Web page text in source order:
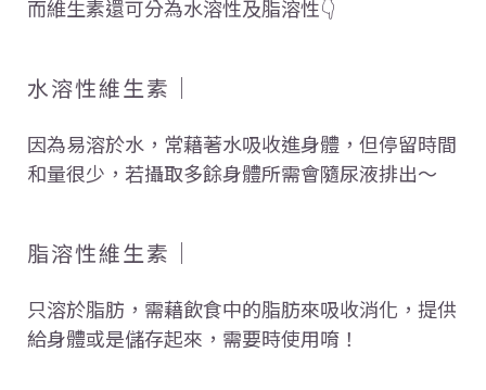
而維生素還可分為水溶性及脂溶性👇
水溶性維生素｜
因為易溶於水，常藉著水吸收進身體，但停留時間
和量很少，若攝取多餘身體所需會隨尿液排出～
脂溶性維生素｜
只溶於脂肪，需藉飲食中的脂肪來吸收消化，提供
給身體或是儲存起來，需要時使用唷！